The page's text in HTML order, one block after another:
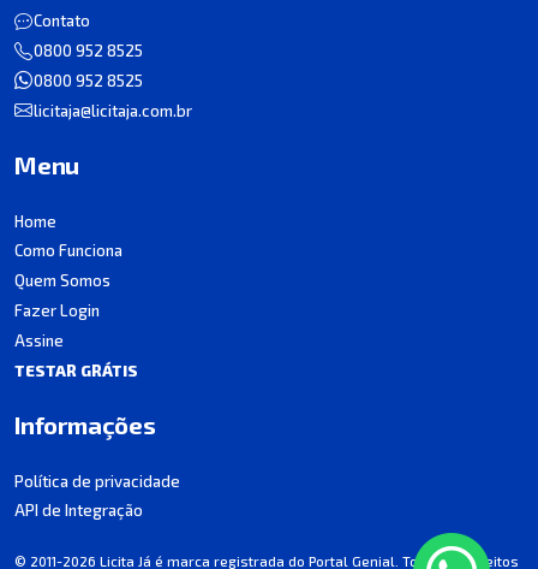
Contato
0800 952 8525
0800 952 8525
licitaja@licitaja.com.br
Menu
Home
Como Funciona
Quem Somos
Fazer Login
Assine
TESTAR GRÁTIS
Informações
Política de privacidade
API de Integração
© 2011-2026 Licita Já é marca registrada do Portal Genial. Todos os direitos